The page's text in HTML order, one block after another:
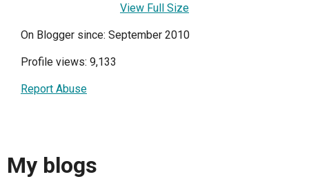
View Full Size
On Blogger since: September 2010
Profile views: 9,133
Report Abuse
My blogs